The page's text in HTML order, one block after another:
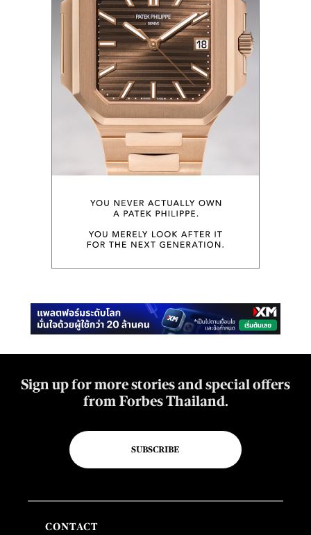
Sign up for more stories and special offers
from Forbes Thailand.
SUBSCRIBE
CONTACT